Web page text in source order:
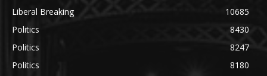
Liberal Breaking
10685
Politics
8430
Politics
8247
Politics
8180